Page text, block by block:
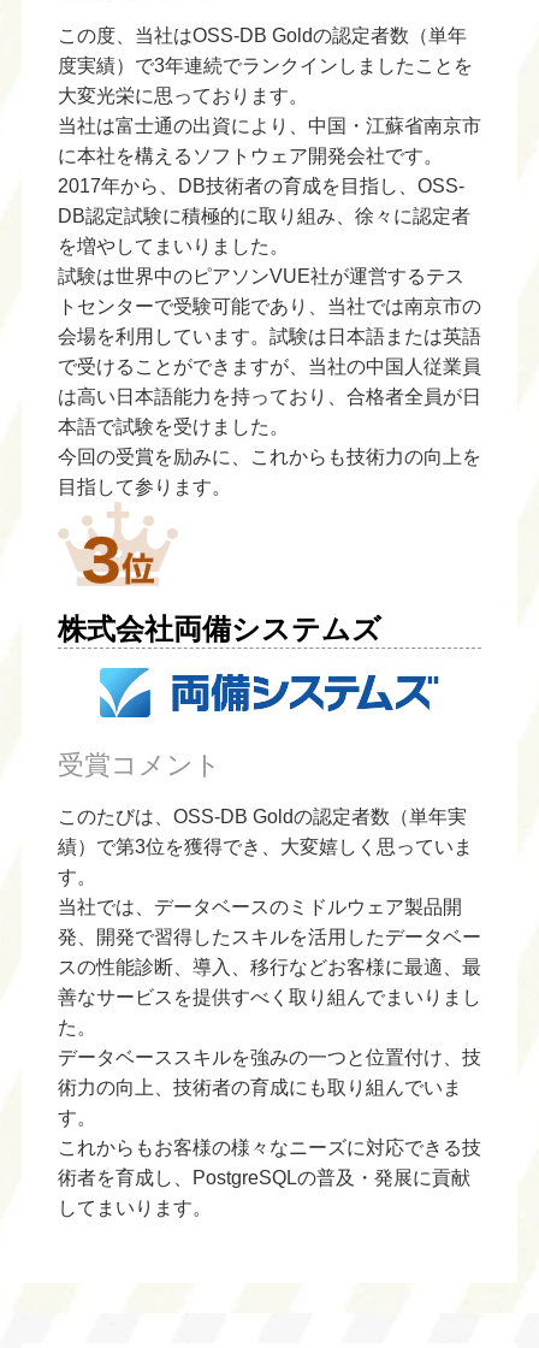
この度、当社はOSS-DB Goldの認定者数（単年
度実績）で3年連続でランクインしましたことを
大変光栄に思っております。
当社は富士通の出資により、中国・江蘇省南京市
に本社を構えるソフトウェア開発会社です。
2017年から、DB技術者の育成を目指し、OSS-
DB認定試験に積極的に取り組み、徐々に認定者
を増やしてまいりました。
試験は世界中のピアソンVUE社が運営するテス
トセンターで受験可能であり、当社では南京市の
会場を利用しています。試験は日本語または英語
で受けることができますが、当社の中国人従業員
は高い日本語能力を持っており、合格者全員が日
本語で試験を受けました。
今回の受賞を励みに、これからも技術力の向上を
目指して参ります。
株式会社両備システムズ
受賞コメント
このたびは、OSS-DB Goldの認定者数（単年実
績）で第3位を獲得でき、大変嬉しく思っていま
す。
当社では、データベースのミドルウェア製品開
発、開発で習得したスキルを活用したデータベー
スの性能診断、導入、移行などお客様に最適、最
善なサービスを提供すべく取り組んでまいりまし
た。
データベーススキルを強みの一つと位置付け、技
術力の向上、技術者の育成にも取り組んでいま
す。
これからもお客様の様々なニーズに対応できる技
術者を育成し、PostgreSQLの普及・発展に貢献
してまいります。